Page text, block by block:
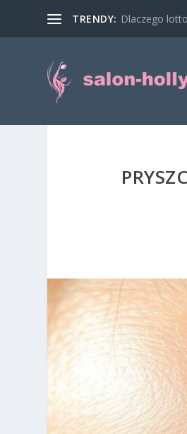
TRENDY: Dlaczego